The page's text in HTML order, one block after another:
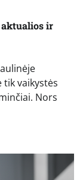
aktualios ir
vaikystės
Nors